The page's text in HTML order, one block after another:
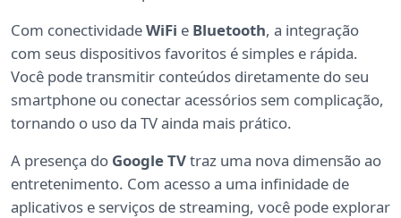
Com conectividadeWiFi e Bluetooth, a integração
com seus dispositivos favoritos é simples e rápida.
Você pode transmitir conteúdos diretamente do seu
smartphone ou conectar acessórios sem complicação,
tornando o uso da TV ainda mais prático.
A presença do Google TVtraz uma nova dimensão ao
entretenimento. Com acesso a uma infinidade de
aplicativos e serviços de streaming, você pode explorar